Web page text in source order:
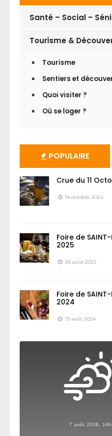
Santé – Social –
Tourisme &
Tourisme
Sentiers et
Quoi visiter ?
Où se loger ?
POPULAIRE
Crue du 11
14 octobre 2024
Foire de SAINT-
2025
26 août 2025
Foire de SAINT-
2024
19 août 2024
7 août 2026,